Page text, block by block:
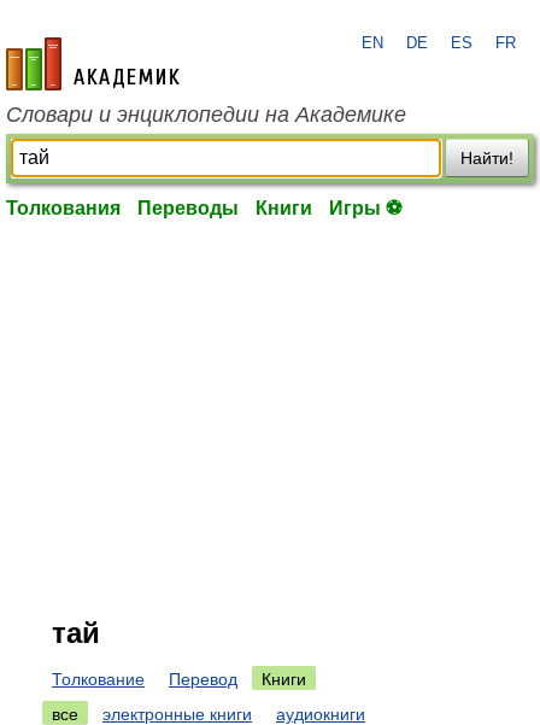
academic.ru
EN DE ES FR
Словари и энциклопедии на Академике
Найти!
Толкования Переводы Книги Игры ⚽
тай
Толкование Перевод
Книги
все
электронные книги аудиокниги